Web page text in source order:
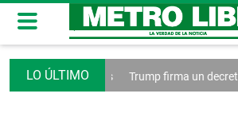
sociales Trump firma un decreto contra